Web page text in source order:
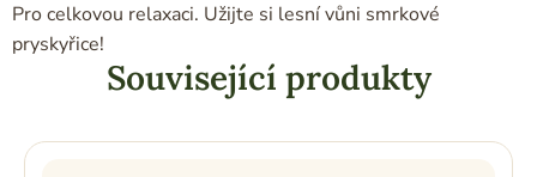
Pro celkovou relaxaci. Užijte si lesní vůni smrkové
pryskyřice!
Související produkty